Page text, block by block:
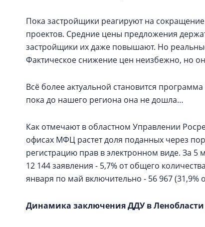
Пока застройщики реагируют на
проектов. Средние цены предложения
застройщики их даже повышают. Но
Фактическое снижение цен неизбежно, но
Всё более актуальной становится
пока до нашего региона она не дошла…
Как отмечают в областном Управлении
офисах МФЦ растет доля поданных через
регистрацию прав в электронном виде. За
12 144 заявления - 5,7% от общего
января по май включительно - 56 967
Динамика заключения ДДУ в